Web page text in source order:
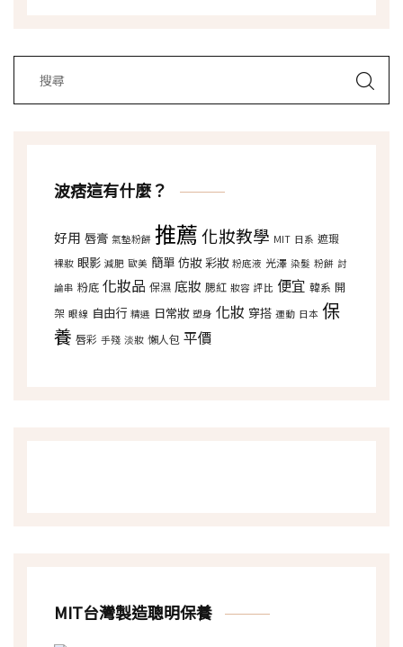
波痞這有什麼？
好用 唇膏 氣墊粉餅 推薦化妝教學 MIT 日系 遮瑕
裸妝 眼影 減肥 歐美 簡單 仿妝 彩妝 粉底液 光澤 染髮 粉餅 討
論串 粉底 化妝品 保濕 底妝 腮紅 妝容 評比 便宜 韓系 開
架 眼線 自由行 精選 日常妝 塑身 化妝 穿搭 運動 日本 保
養 唇彩 手殘 淡妝 懶人包 平價
MIT台灣製造聰明保養